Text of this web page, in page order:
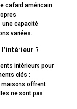
cafard américain
une capacité
variées.
?
intérieurs pour
clés :
maisons offrent
ne sont pas